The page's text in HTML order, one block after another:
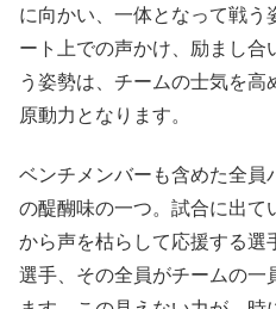
に向かい、一体となって戦う
ート上での声かけ、励まし合
う姿勢は、チームの士気を
原動力となります。
ベンチメンバーも含めた全員
の醍醐味の一つ。試合に出て
から声を枯らして応援する選
選手、その全員がチームの一